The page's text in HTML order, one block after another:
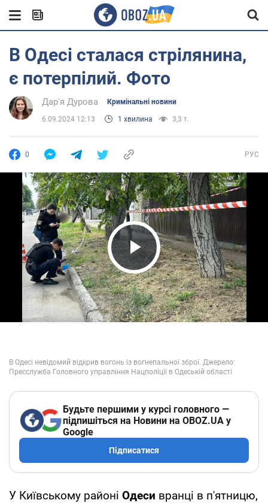
В Одесі сталася стрілянина,
є потерпілий. Фото
Дар'я Дурова Кримінальні новини
6.09.2024 12:13 1 хвилина 3,3 т.
0 РУС
Play Video
Будьте першими у курсі головного —
підпишіться на Новини на OBOZ.UA у
Google
Підписатися
У Київському районі Одеси вранці в п'ятницю,